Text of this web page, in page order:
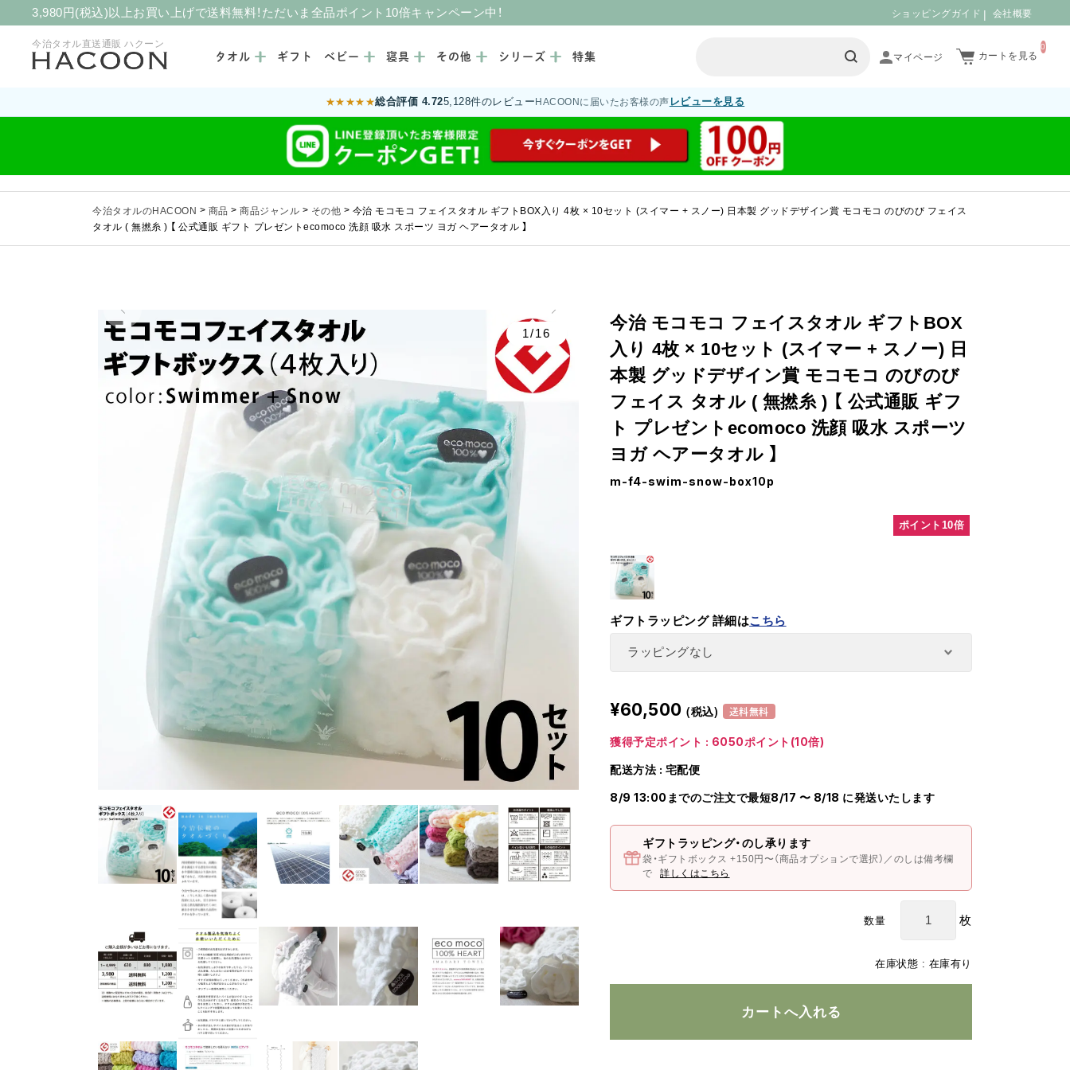
3,980円(税込)以上お買い上げで送料無料！ただいま全品ポイント10倍キャンペーン中！ ショッピングガイド 会社概要
今治タオル直送通販 ハクーン
タオル
ギフト ベビー 寝具 その他 シリーズ 特集 カートを見る
0
★★★★★総合評価 4.725,128件のレビューHACOONに届いたお客様の声 レビューを見る
今治タオルのHACOON > 商品 > 商品ジャンル > その他 > 今治 モコモコ フェイスタオル ギフトBOX入り 4枚 × 10セット (スイマー + スノー) 日本製 グッドデザイン賞 モコモコ のびのび フェイス
タオル ( 無撚糸 ) 【 公式通販 ギフト プレゼントecomoco 洗顔 吸水 スポーツ ヨガ ヘアータオル 】
1/16
今治 モコモコ フェイスタオル ギフトBOX
入り 4枚 × 10セット (スイマー + スノー) 日
本製 グッドデザイン賞 モコモコ のびのび
フェイス タオル ( 無撚糸 ) 【 公式通販 ギフ
ト プレゼントecomoco 洗顔 吸水 スポーツ
ヨガ ヘアータオル 】
m-f4-swim-snow-box10p
ポイント10倍
ギフトラッピング 詳細はこちら
在庫状態 : 在庫有り
¥60,500(税込) 送料無料
獲得予定ポイント : 6050ポイント(10倍)
配送方法 : 宅配便
8/9 13:00までのご注文で最短8/17 〜 8/18 に発送いたします
ギフトラッピング・のし承ります
袋・ギフトボックス +150円〜（商品オプションで選択）／のしは備考欄
で
詳しくはこちら
数量 枚